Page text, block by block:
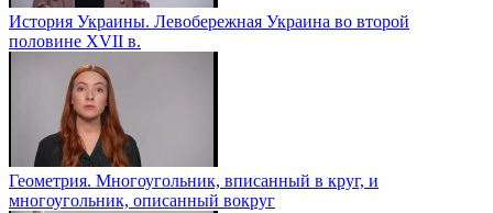
История Украины. Левобережная Украина во второй
половине XVII в.
Геометрия. Многоугольник, вписанный в круг, и
многоугольник, описанный вокруг